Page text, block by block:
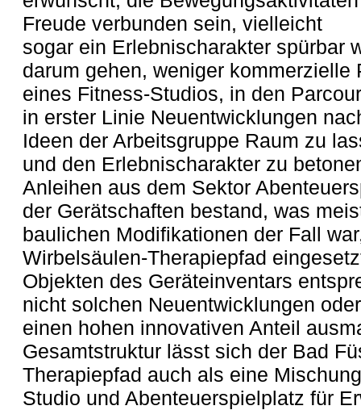
Freude verbunden sein, vielleicht
sogar ein Erlebnischarakter spürbar
darum gehen, weniger kommerzielle
eines Fitness-Studios, in den
in erster Linie Neuentwicklungen
Ideen der Arbeitsgruppe Raum zu
und den Erlebnischarakter zu
Anleihen aus dem Sektor
der Gerätschaften bestand, was
baulichen Modifikationen der Fall
Wirbelsäulen-Therapiepfad
Objekten des Geräteinventars
nicht solchen Neuentwicklungen
einen hohen innovativen Anteil
Gesamtstruktur lässt sich der Bad
Therapiepfad auch als eine
Studio und Abenteuerspielplatz für